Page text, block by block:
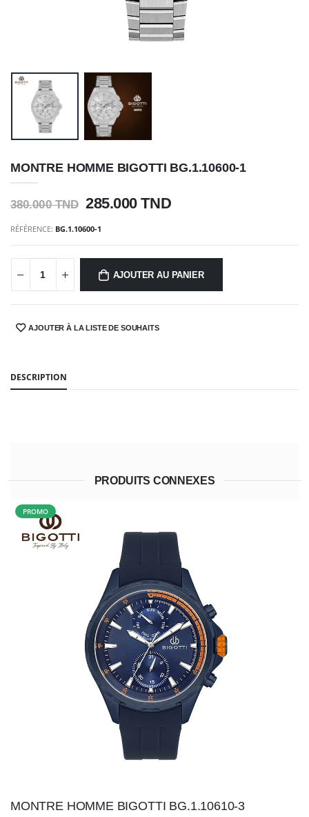
MONTRE HOMME BIGOTTI BG.1.10600-1
380.000 TND 285.000 TND
RÉFÉRENCE: BG.1.10600-1
AJOUTER AU PANIER
SHARE:AJOUTER À LA LISTE DE SOUHAITS
DESCRIPTION
PRODUITS CONNEXES
PROMO
MONTRE HOMME BIGOTTI BG.1.10610-3